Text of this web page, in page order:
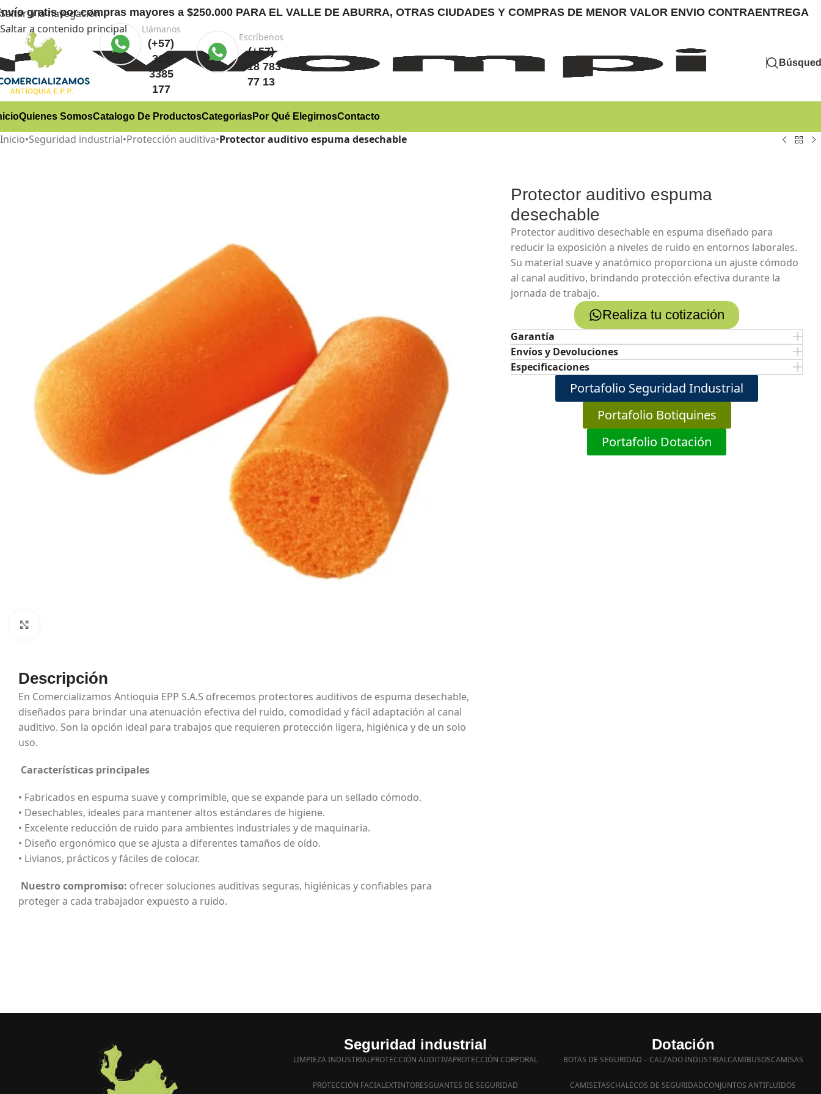
Saltar a la navegación
Saltar a contenido principal
gratispor compras mayores a $250.000 PARA EL VALLE DE ABURRA, OTRAS CIUDADES Y COMPRAS DE MENOR VALOR ENVIO CONTRAENTREGA
Llámanos
(+57)
312
3385
177
Escríbenos
(+57)
318 783
77 13
Quienes SomosCatalogo De ProductosCategoriasPor Qué ElegirnosContacto
Inicio•Seguridad industrial•Protección auditiva•Protector auditivo espuma desechable
Descripción
En Comercializamos Antioquia EPP S.A.S ofrecemos protectores auditivos de espuma desechable,
diseñados para brindar una atenuación efectiva del ruido, comodidad y fácil adaptación al canal
auditivo. Son la opción ideal para trabajos que requieren protección ligera, higiénica y de un solo
uso.
Características principales
• Fabricados en espuma suave y comprimible, que se expande para un sellado cómodo.
• Desechables, ideales para mantener altos estándares de higiene.
• Excelente reducción de ruido para ambientes industriales y de maquinaria.
• Diseño ergonómico que se ajusta a diferentes tamaños de oído.
• Livianos, prácticos y fáciles de colocar.
Nuestro compromiso: ofrecer soluciones auditivas seguras, higiénicas y confiables para
proteger a cada trabajador expuesto a ruido.
Protector auditivo espuma
desechable
Protector auditivo desechable en espuma diseñado para
reducir la exposición a niveles de ruido en entornos laborales.
Su material suave y anatómico proporciona un ajuste cómodo
al canal auditivo, brindando protección efectiva durante la
jornada de trabajo.
Realiza tu cotización
Garantía
Envíos y Devoluciones
Especificaciones
Portafolio Seguridad Industrial
Portafolio Botiquines
Portafolio Dotación
Seguridad industrial
LIMPIEZA INDUSTRIALPROTECCIÓN AUDITIVAPROTECCIÓN CORPORAL
PROTECCIÓN FACIALEXTINTORESGUANTES DE SEGURIDAD
Dotación
BOTAS DE SEGURIDAD – CALZADO INDUSTRIALCAMIBUSOSCAMISAS
CAMISETASCHALECOS DE SEGURIDADCONJUNTOS ANTIFLUIDOS